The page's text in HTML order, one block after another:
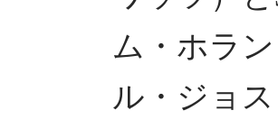
ム・ホラ
ル・ジョ